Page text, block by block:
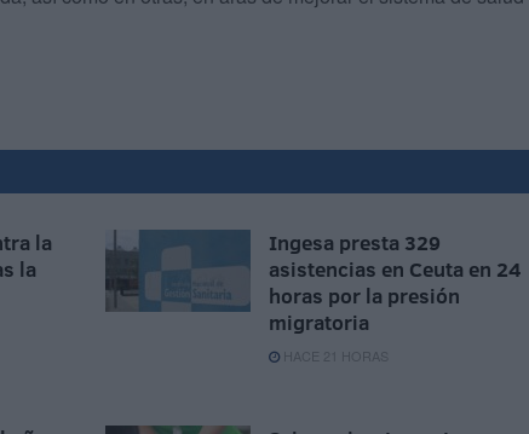
la
la
Ingesa presta 329
asistencias en Ceuta en 24
horas por la presión
migratoria
HACE 21 HORAS